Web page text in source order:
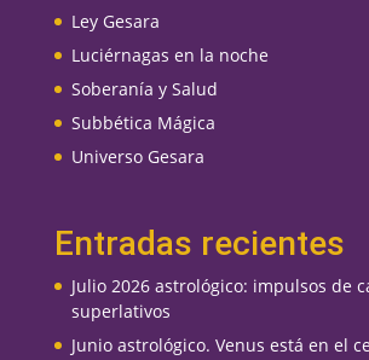
Ley Gesara
Luciérnagas en la noche
Soberanía y Salud
Subbética Mágica
Universo Gesara
Entradas recientes
Julio 2026 astrológico: impulsos de
superlativos
Junio astrológico. Venus está en el